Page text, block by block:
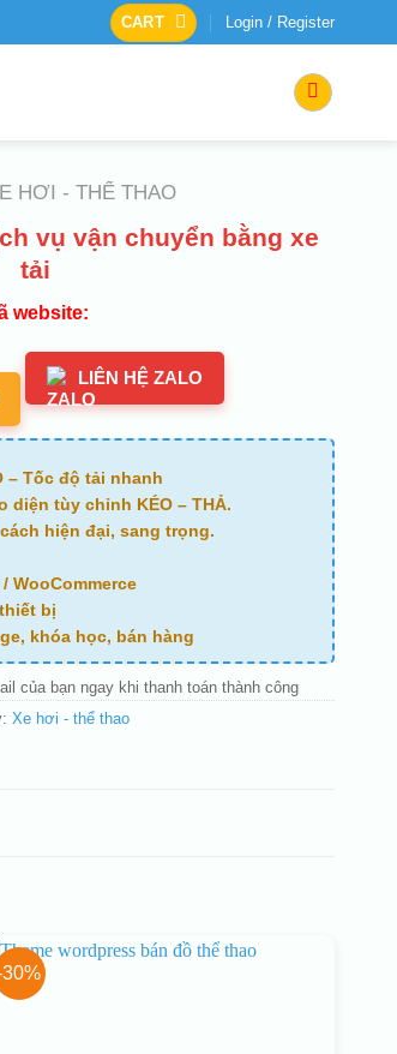
CART Login / Register
HƠI - THỂ THAO
vụ vận chuyển bằng xe
tải
website:
LIÊN HỆ ZALO
– Tốc độ tải nhanh
diện tùy chỉnh KÉO – THẢ.
hiện đại, sang trọng.
WooCommerce
bị
khóa học, bán hàng
của bạn ngay khi thanh toán thành công
Xe hơi - thể thao
30%